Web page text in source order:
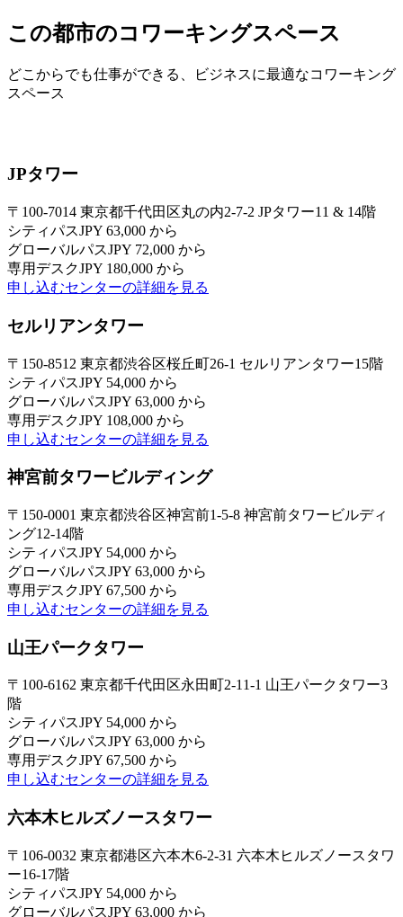
この都市のコワーキングスペース
どこからでも仕事ができる、ビジネスに最適なコワーキング
スペース
JPタワー
〒100-7014 東京都千代田区丸の内2-7-2 JPタワー11 & 14階
シティパスJPY 63,000 から
グローバルパスJPY 72,000 から
専用デスクJPY 180,000 から
申し込むセンターの詳細を見る
セルリアンタワー
〒150-8512 東京都渋谷区桜丘町26-1 セルリアンタワー15階
シティパスJPY 54,000 から
グローバルパスJPY 63,000 から
専用デスクJPY 108,000 から
申し込むセンターの詳細を見る
神宮前タワービルディング
〒150-0001 東京都渋谷区神宮前1-5-8 神宮前タワービルディ
ング12-14階
シティパスJPY 54,000 から
グローバルパスJPY 63,000 から
専用デスクJPY 67,500 から
申し込むセンターの詳細を見る
山王パークタワー
〒100-6162 東京都千代田区永田町2-11-1 山王パークタワー3
階
シティパスJPY 54,000 から
グローバルパスJPY 63,000 から
専用デスクJPY 67,500 から
申し込むセンターの詳細を見る
六本木ヒルズノースタワー
〒106-0032 東京都港区六本木6-2-31 六本木ヒルズノースタワ
ー16-17階
シティパスJPY 54,000 から
グローバルパスJPY 63,000 から